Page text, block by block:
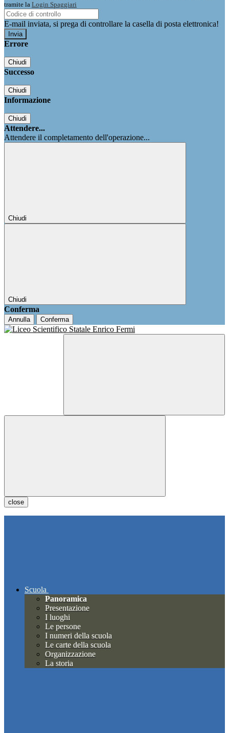
tramite la Login Spaggiari
E-mail inviata, si prega di controllare la casella di posta elettronica!
Errore
Chiudi
Successo
Chiudi
Informazione
Chiudi
Attendere...
Attendere il completamento dell'operazione...
Chiudi
Chiudi
Conferma
Annulla Conferma
close
Scuola
Panoramica
Presentazione
I luoghi
Le persone
I numeri della scuola
Le carte della scuola
Organizzazione
La storia